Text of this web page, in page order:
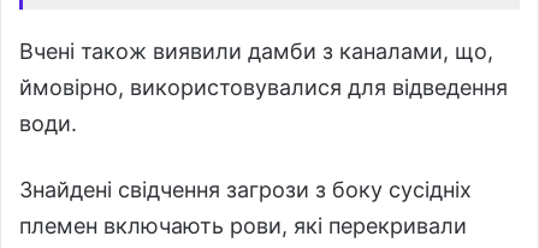
Вчені також виявили дамби з каналами, що,
ймовірно, використовувалися для відведення
води.
Знайдені свідчення загрози з боку сусідніх
племен включають рови, які перекривали